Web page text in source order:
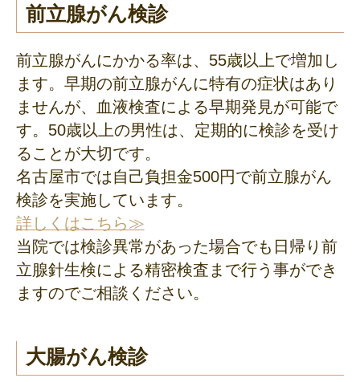
前立腺がん検診
前立腺がんにかかる率は、55歳以上で増加し
ます。早期の前立腺がんに特有の症状はあり
ませんが、血液検査による早期発見が可能で
す。50歳以上の男性は、定期的に検診を受け
ることが大切です。
名古屋市では自己負担金500円で前立腺がん
検診を実施しています。
詳しくはこちら
当院では検診異常があった場合でも日帰り前
立腺針生検による精密検査まで行う事ができ
ますのでご相談ください。
大腸がん検診